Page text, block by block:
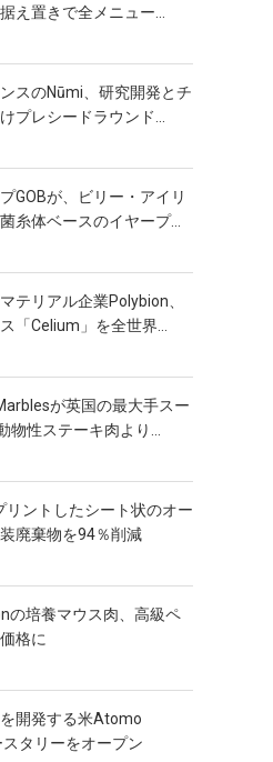
え置きで全メニュー...
スのNūmi、研究開発とチ
プレシードラウンド...
GOBが、ビリー・アイリ
糸体ベースのイヤープ...
テリアル企業Polybion、
「Celium」を全世界...
が英国の最大手スー
物性ステーキ肉より...
ントしたシート状のオー
廃棄物を94％削減
の培養マウス肉、高級ペ
格に
開発する米Atomo
タリーをオープン